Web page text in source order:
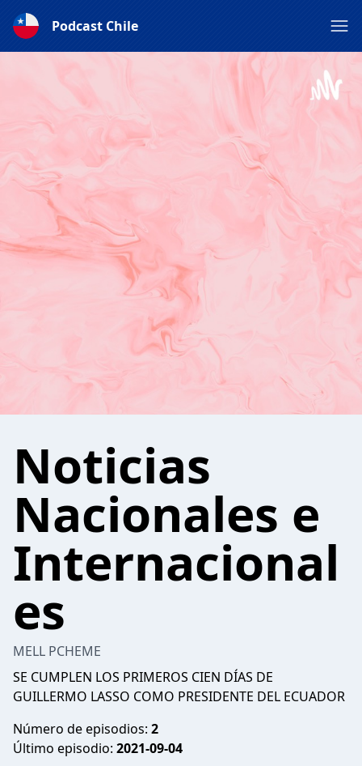
Podcast Chile
Noticias
Nacionales e
Internacional
es
MELL PCHEME
SE CUMPLEN LOS PRIMEROS CIEN DÍAS DE
GUILLERMO LASSO COMO PRESIDENTE DEL ECUADOR
Número de episodios: 2
Último episodio: 2021-09-04